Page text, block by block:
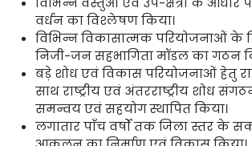
वर्धन का विश्लेषण किया।
विभिन्न विकासात्मक परियोजनाओं के
निजी-जन सहभागिता मॉडल का गठन
बड़े शोध एवं विकास परियोजनाओं हेतु
साथ राष्ट्रीय एवं अंतरराष्ट्रीय शोध
समन्वय एवं सहयोग स्थापित किया।
लगातार पाँच वर्षों तक जिला स्तर के